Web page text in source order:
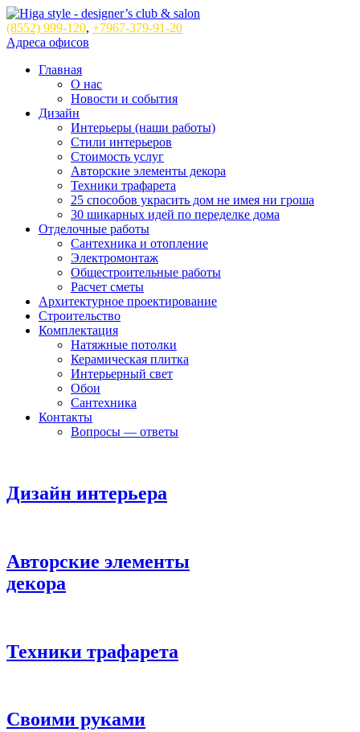
(8552) 999-120, +7967-379-91-20
Адреса офисов
Главная
О нас
Новости и события
Дизайн
Интерьеры (наши работы)
Стили интерьеров
Стоимость услуг
Авторские элементы декора
Техники трафарета
25 способов украсить дом не имея ни гроша
30 шикарных идей по переделке дома
Отделочные работы
Сантехника и отопление
Электромонтаж
Общестроительные работы
Расчет сметы
Архитектурное проектирование
Строительство
Комплектация
Натяжные потолки
Керамическая плитка
Интерьерный свет
Обои
Сантехника
Контакты
Вопросы — ответы
Дизайн интерьера
Авторские элементы
декора
Техники трафарета
Своими руками